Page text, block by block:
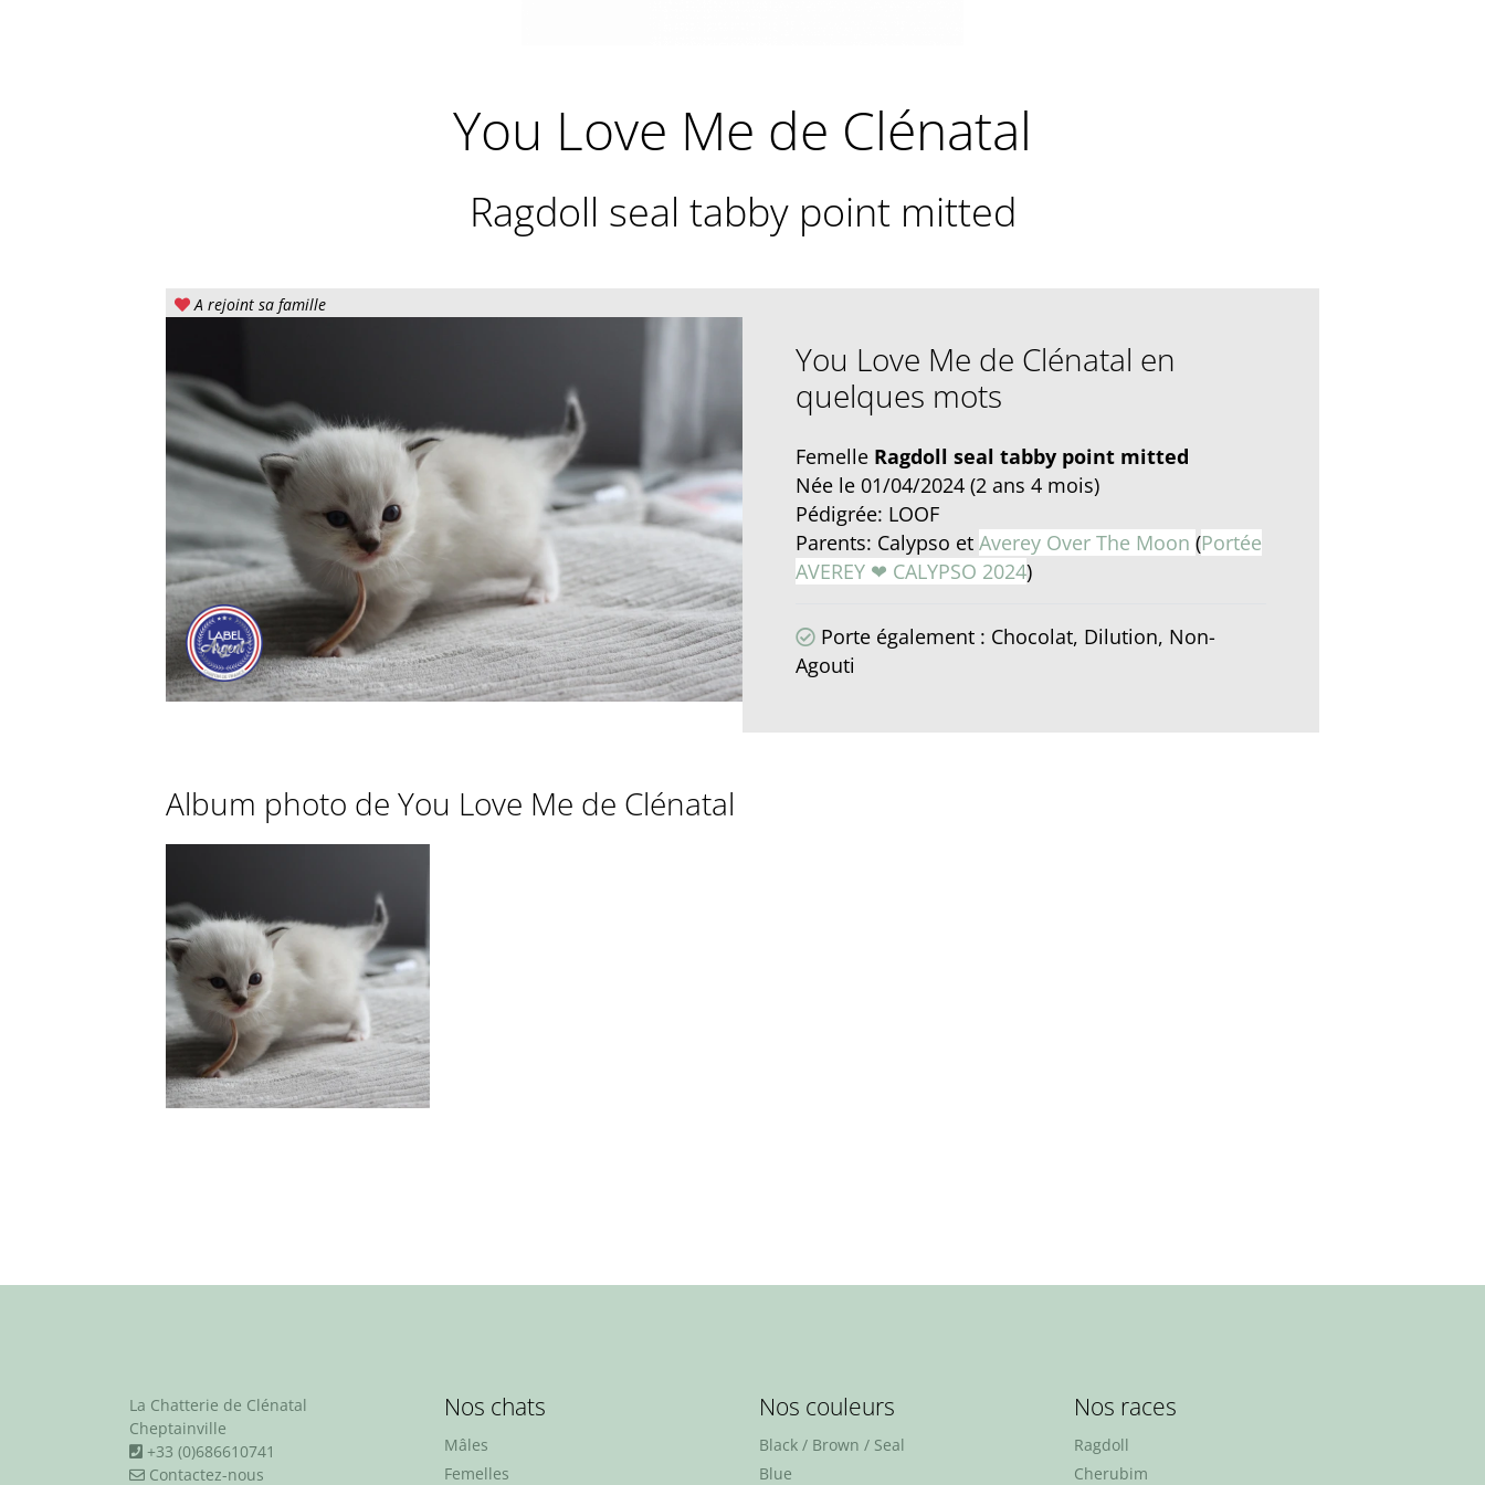
You Love Me de Clénatal
Ragdoll seal tabby point mitted
A rejoint sa famille
You Love Me de Clénatal en
quelques mots
Femelle Ragdoll seal tabby point mitted
Née le 01/04/2024 (2 ans 4 mois)
Pédigrée: LOOF
Parents: Calypso et Averey Over The Moon (Portée
AVEREY ❤ CALYPSO 2024)
Porte également : Chocolat, Dilution, Non-
Agouti
Album photo de You Love Me de Clénatal
La Chatterie de Clénatal
Cheptainville
+33 (0)686610741
Contactez-nous
Nos chats
Mâles
Femelles
Nos couleurs
Black / Brown / Seal
Blue
Nos races
Ragdoll
Cherubim